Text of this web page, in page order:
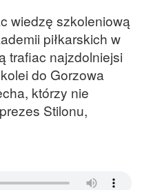
wiedzę szkoleniową
piłkarskich w
trafiac najzdolniejsi
do Gorzowa
którzy nie
Stilonu,